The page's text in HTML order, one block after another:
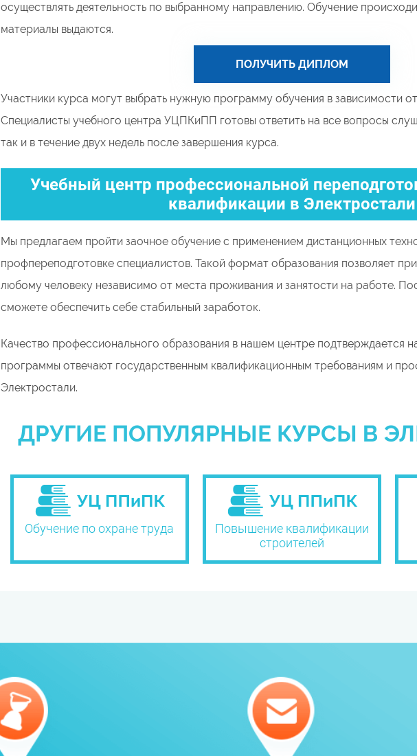
осуществлять деятельность по выбранному направлению. Обучение
материалы выдаются.
ПОЛУЧИТЬ ДИПЛОМ
Участники курса могут выбрать нужную программу обучения в зависимости
Специалисты учебного центра УЦПКиПП готовы ответить на все вопросы
так и в течение двух недель после завершения курса.
Учебный центр профессиональной
квалификации в Электростали
Мы предлагаем пройти заочное обучение с применением дистанционных
профпереподготовке специалистов. Такой формат образования позволяет
любому человеку независимо от места проживания и занятости на работе.
сможете обеспечить себе стабильный заработок.
Качество профессионального образования в нашем центре подтверждается
программы отвечают государственным квалификационным требованиям и
Электростали.
ДРУГИЕ ПОПУЛЯРНЫЕ КУРСЫ В
Обучение по охране труда
Повышение квалификации
строителей